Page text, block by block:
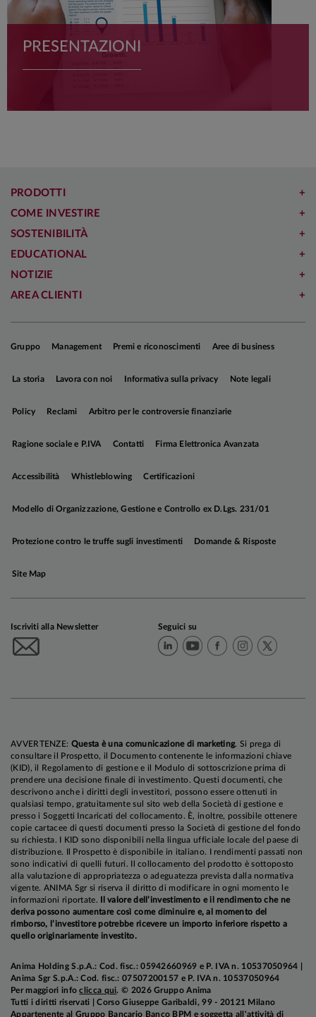
PRESENTAZIONI
PRODOTTI
COME INVESTIRE
SOSTENIBILITÀ
EDUCATIONAL
NOTIZIE
AREA CLIENTI
Gruppo Management Premi e riconoscimenti Aree di business
La storia Lavora con noi Informativa sulla privacy Note legali
Policy Reclami Arbitro per le controversie finanziarie
Ragione sociale e P.IVA Contatti Firma Elettronica Avanzata
Accessibilità Whistleblowing Certificazioni
Modello di Organizzazione, Gestione e Controllo ex D.Lgs. 231/01
Protezione contro le truffe sugli investimenti Domande & Risposte
Site Map
Iscriviti alla Newsletter Seguici su
AVVERTENZE: Questa è una comunicazione di marketing. Si prega di
consultare il Prospetto, il Documento contenente le informazioni chiave
(KID), il Regolamento di gestione e il Modulo di sottoscrizione prima di
prendere una decisione finale di investimento. Questi documenti, che
descrivono anche i diritti degli investitori, possono essere ottenuti in
qualsiasi tempo, gratuitamente sul sito web della Società di gestione e
presso i Soggetti Incaricati del collocamento. È, inoltre, possibile ottenere
copie cartacee di questi documenti presso la Società di gestione del fondo
su richiesta. I KID sono disponibili nella lingua ufficiale locale del paese di
distribuzione. Il Prospetto è disponibile in italiano. I rendimenti passati non
sono indicativi di quelli futuri. Il collocamento del prodotto è sottoposto
alla valutazione di appropriatezza o adeguatezza prevista dalla normativa
vigente. ANIMA Sgr si riserva il diritto di modificare in ogni momento le
informazioni riportate.
Il valore dell’investimento e il rendimento che ne
deriva possono aumentare così come diminuire e, al momento del
rimborso, l’investitore potrebbe ricevere un importo inferiore rispetto a
quello originariamente investito.
Anima Holding S.p.A.: Cod. fisc.: 05942660969 e P. IVA n. 10537050964 |
Anima Sgr S.p.A.: Cod. fisc.: 07507200157 e P. IVA n. 10537050964
Per maggiori infoclicca qui. © 2026 Gruppo Anima
Tutti i diritti riservati | Corso Giuseppe Garibaldi, 99 - 20121 Milano
Appartenente al Gruppo Bancario Banco BPM e soggetta all'attività di